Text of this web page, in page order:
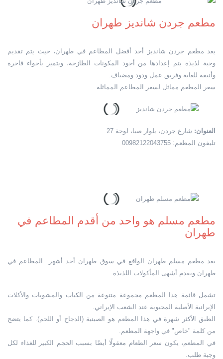
مطعم جردن شانديز طهران
يعد مطعم جردن شانديز أحد أفضل المطاعم في طهران، حيث يتم تقديم
وجبة لذيذة يتم إعدادها من أجود المكونات الطازجة، ويتميز بأجواء فاخرة
وأنيقة للغاية وفريق عمل ودود ومضياف.
سعر المطعم مماثل لسعر المطاعم المماثلة.
العنوان: شارع جردن، بلوار صبا، لوحة 27
تليفون المطعم: 00982122043755
مطعم مسلم هو واحد من أقدم المطاعم في
طهران
يعد مطعم مسلم طهران الواقع في سوق طهران أحد أشهر المطاعم في
طهران ويقدم أشهى المأكولات اللذيذة.
تشمل قائمة هذا المطعم مجموعة متنوعة من الكباب والمشويات والأكلات
الإيرانية الأصلية المحبوبة عند الشعب الإيراني.
الطبق الأكثر شهرة في هذا المطعم هو الصينية (الدجاج أو اللحم). كما يتضح
من كلمة "خاص" في واجهة المطعم.
في المطعم، يكون سعر الطعام معقولًا أيضًا بسبب الحجم الكبير للغذاء لكل
وجبة طلب.